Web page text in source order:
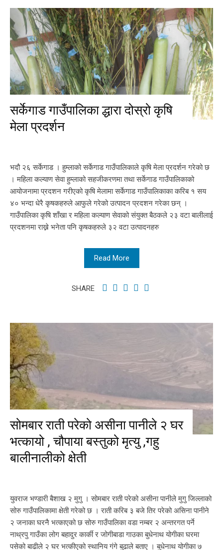
सर्केगाड गाउँपालिका द्धारा दोस्रो कृषि
मेला प्रदर्शन
भदौ २६ सर्केगाड । हुम्लाको सर्केगाड गाउँपालिकाले कृषि मेला प्रदर्शन गरेको छ
। महिला कल्याण सेवा हुम्लाको सहजीकरणमा तथा सर्केगाड गाउँपालिकाको
आयोजनामा प्रदशन गरीएको कृषि मेलामा सर्केगाड गाउँपालिकाका करिब १ सय
४० भन्दा धेरै कृषकहरुले आफुले गरेको उत्पादन प्रदशन गरेका छन् ।
गाउँपालिका कृषि शाँखा र महिला कल्याण सेवाको संयुक्त बैठकले २३ वटा बालीलाई
प्रदशनमा राख्ने भनेता पनि कृषकहरुले ३२ वटा उत्पादनहरु
Read More
SHARE
सोमबार राती परेको असीना पानीले २ घर
भत्कायो , चौपाया बस्तुको मृत्यु ,गहु
बालीनालीको क्षेती
युवराज भण्डारी बैशाख २ मुगु । सोमबार राती परेको असीना पानीले मुगु जिल्लाको
सोरु गाउँपालिकामा क्षेती गरेको छ । राती करिब ३ बजे तिर परेको असिना पानीने
२ जनाका घरनै भत्काएको छ सोरु गाउँपालिका वडा नम्बर २ अन्तरगत पर्ने
नाथ्रपु गाउँका लोग बहादुर कार्की र जोगीबाडा गाउका बुधेनाथ योगीका घरमा
पसेको बाढीले २ घर भत्कीएको स्थानिय गंगे बुढाले बताए । बुधेनाथ योगीका ७